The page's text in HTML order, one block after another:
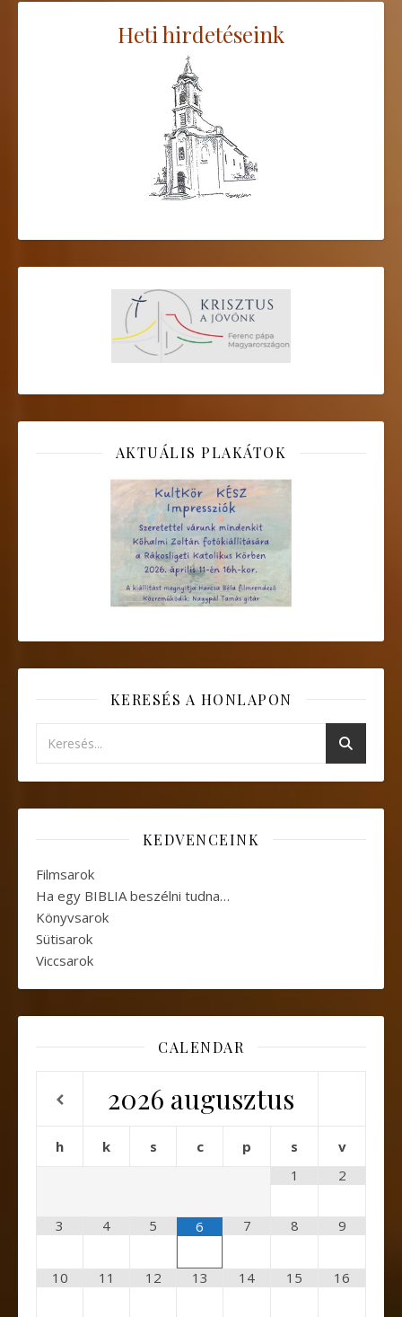
Heti hirdetéseink
AKTUÁLIS PLAKÁTOK
KERESÉS A HONLAPON
KEDVENCEINK
Filmsarok
Ha egy BIBLIA beszélni tudna…
Könyvsarok
Sütisarok
Viccsarok
CALENDAR
2026 augusztus
h k s c p s
v
1
2
3 4 5 6 7 8 9
10 11 12 13 14 15 16